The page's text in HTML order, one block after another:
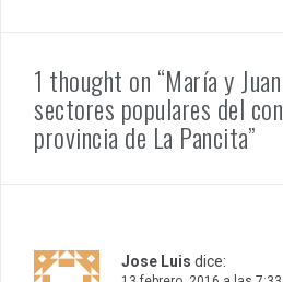
1 thought on “María y
sectores populares del
provincia de La Pancita”
Jose Luis dice: